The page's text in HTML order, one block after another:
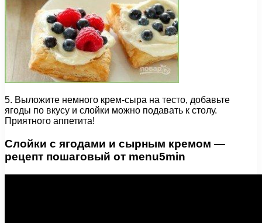
5. Выложите немного крем-сыра на тесто, добавьте
ягоды по вкусу и слойки можно подавать к столу.
Приятного аппетита!
Слойки с ягодами и сырным кремом —
рецепт пошаговый от menu5min